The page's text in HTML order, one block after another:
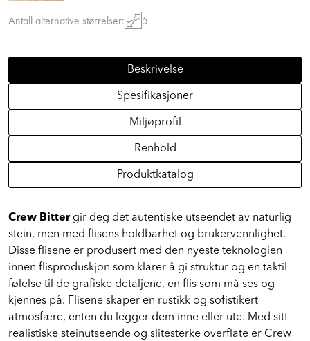
Antall alternative størrelser: 5
Beskrivelse
Spesifikasjoner
Miljøprofil
Renhold
Produktkatalog
Crew Bittergir deg det autentiske utseendet av naturlig
stein, men med flisens holdbarhet og brukervennlighet.
Disse flisene er produsert med den nyeste teknologien
innen flisproduskjon som klarer å gi struktur og en taktil
følelse til de grafiske detaljene, en flis som må ses og
kjennes på. Flisene skaper en rustikk og sofistikert
atmosfære, enten du legger dem inne eller ute. Med sitt
realistiske steinutseende og slitesterke overflate er Crew